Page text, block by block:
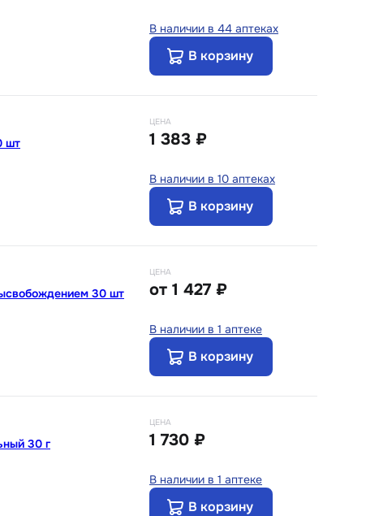
В наличии в 44 аптеках
В корзину
шт
ЦЕНА
1 383 ₽
В наличии в 10 аптеках
В корзину
30 шт
ЦЕНА
от 1 427 ₽
В наличии в 1 аптеке
В корзину
30 г
ЦЕНА
1 730 ₽
В наличии в 1 аптеке
В корзину